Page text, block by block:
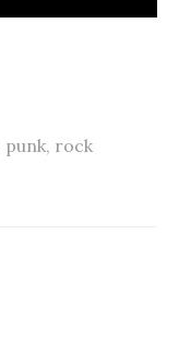
punk, rock